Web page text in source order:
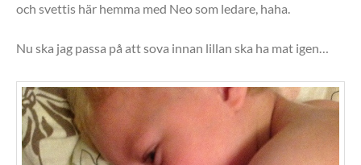
och svettis här hemma med Neo som ledare, haha.
Nu ska jag passa på att sova innan lillan ska ha mat igen…